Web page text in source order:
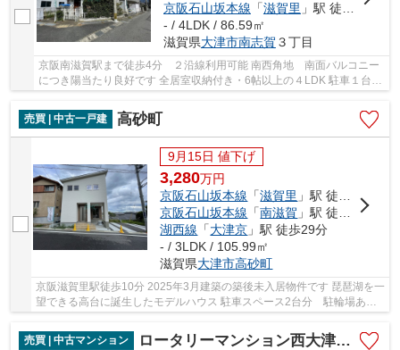
京阪石山坂本線 「滋賀里 」駅 徒歩14分
- / 4LDK / 86.59㎡
滋賀県大津市南志賀 ３丁目
京阪南滋賀駅まで徒歩4分 ２沿線利用可能 南西角地 南面バルコニー
につき陽当たり良好です 全居室収納付き・6帖以上の４LDK 駐車１台可
売買 | 中古一戸建
高砂町
9月15日 値下げ
3,280万円
京阪石山坂本線 「滋賀里 」駅 徒歩10分
京阪石山坂本線 「南滋賀 」駅 徒歩10分
湖西線 「大津京 」駅 徒歩29分
- / 3LDK / 105.99㎡
滋賀県大津市高砂町
京阪滋賀里駅徒歩10分 2025年3月建築の築後未入居物件です 琵琶湖を一
望できる高台に誕生したモデルハウス 駐車スペース2台分 駐輪場あ
り お庭付き トイレ2ヶ所あり 琵琶湖が見える...
売買 | 中古マンション
ロータリーマンション西大津ラクスヒルズ